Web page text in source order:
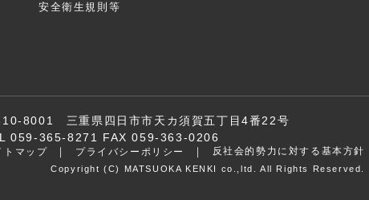
安全衛生規則等
8001 三重県四日市市天カ須賀五丁目4番22号
059-365-8271 FAX 059-363-0206
トマップ プライバシーポリシー 反社会的勢力に対する基本方針
Copyright (C) MATSUOKA KENKI co.,ltd. All Rights Reserved.